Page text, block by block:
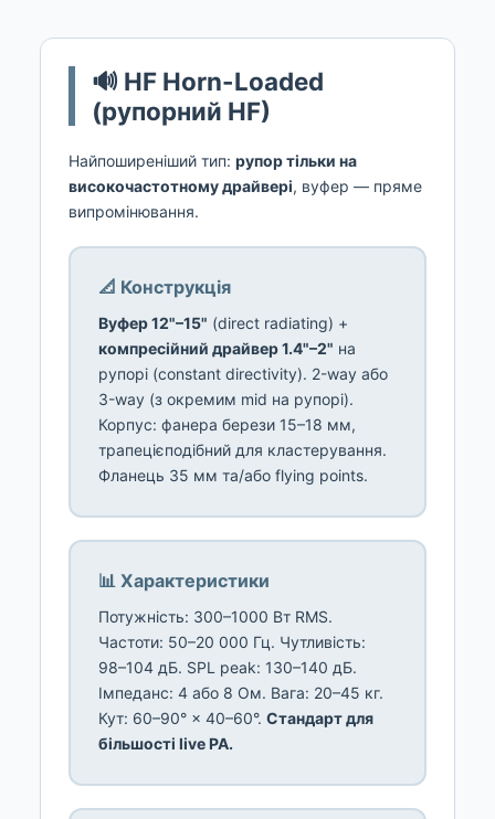
🔊 HF Horn-Loaded
(рупорний HF)
Найпоширеніший тип: рупор тільки на
високочастотному драйвері, вуфер — пряме
випромінювання.
📐 Конструкція
Вуфер 12"–15" (direct radiating) +
компресійний драйвер 1.4"–2" на
рупорі (constant directivity). 2-way або
3-way (з окремим mid на рупорі).
Корпус: фанера берези 15–18 мм,
трапецієподібний для кластерування.
Фланець 35 мм та/або flying points.
📊 Характеристики
Потужність: 300–1000 Вт RMS.
Частоти: 50–20 000 Гц. Чутливість:
98–104 дБ. SPL peak: 130–140 дБ.
Імпеданс: 4 або 8 Ом. Вага: 20–45 кг.
Кут: 60–90° × 40–60°. Стандарт для
більшості live PA.